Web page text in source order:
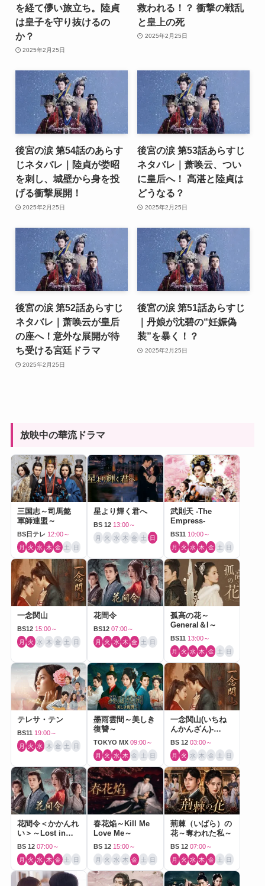
を経て儚い旅立ち。陸貞
は皇子を守り抜けるの
か？
2025年2月25日
救われる！？ 衝撃の戦乱
と皇上の死
2025年2月25日
後宮の涙 第54話のあらす
じネタバレ｜陸貞が娄昭
を刺し、城壁から身を投
げる衝撃展開！
2025年2月25日
後宮の涙 第53話あらすじ
ネタバレ｜萧唤云、つい
に皇后へ！ 高湛と陸貞は
どうなる？
2025年2月25日
後宮の涙 第52話あらすじ
ネタバレ｜萧唤云が皇后
の座へ！意外な展開が待
ち受ける宮廷ドラマ
2025年2月25日
後宮の涙 第51話あらすじ
｜丹娘が沈碧の“妊娠偽
装”を暴く！？
2025年2月25日
放映中の華流ドラマ
三国志～司馬懿
軍師連盟～
BS日テレ 12:00～
月 火 水 木 金 土 日
星より輝く君へ
BS 12 13:00～
月 火 水 木 金 土 日
武則天 -The
Empress-
BS11 10:00～
月 火 水 木 金 土 日
一念関山
BS12 15:00～
月 火 水 木 金 土 日
花間令
BS12 07:00～
月 火 水 木 金 土 日
孤高の花～
General＆I～
BS11 13:00～
月 火 水 木 金 土 日
テレサ・テン
BS11 19:00～
月 火 水 木 金 土 日
墨雨雲間～美しき
復讐～
TOKYO MX 09:00～
月 火 水 木 金 土 日
一念関山(いちね
んかんざん)-
Journey to Love-
BS 12 03:00～
月 火 水 木 金 土 日
花間令＜かかんれ
い＞～Lost in
Love～
BS 12 07:00～
月 火 水 木 金 土 日
春花焔～Kill Me
Love Me～
BS 12 15:00～
月 火 水 木 金 土 日
荊棘（いばら）の
花～奪われた私～
BS 12 07:00～
月 火 水 木 金 土 日